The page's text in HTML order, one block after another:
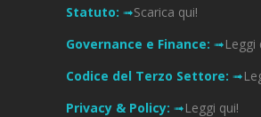
Statuto: ➟Scarica qui!
Governance e Finance: ➟Leggi
Codice del Terzo Settore: ➟
Privacy & Policy: ➟Leggi qui!